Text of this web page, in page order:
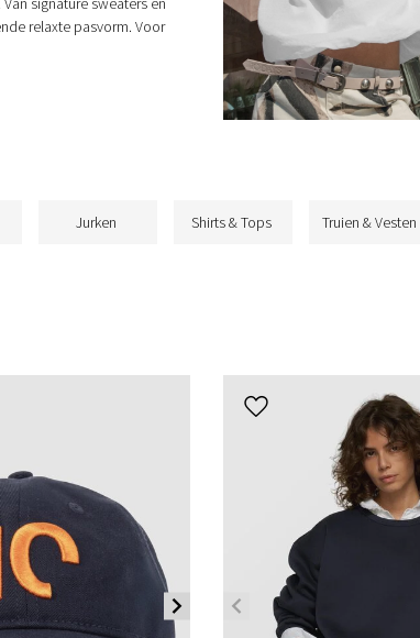
relaxte pasvorm. Voor
Jurken Shirts & Tops Truien & Vesten